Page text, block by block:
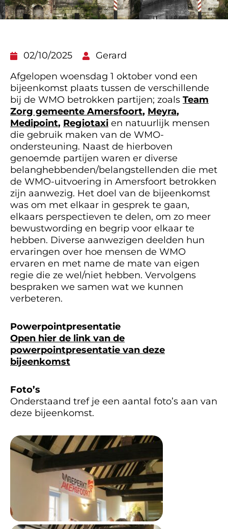
02/10/2025
Gerard
Afgelopen woensdag 1 oktober vond een
bijeenkomst plaats tussen de verschillende
bij de WMO betrokken partijen; zoals Team
Zorg gemeente Amersfoort, Meyra,
Medipoint, Regiotaxi en natuurlijk mensen
die gebruik maken van de WMO-
ondersteuning. Naast de hierboven
genoemde partijen waren er diverse
belanghebbenden/belangstellenden die met
de WMO-uitvoering in Amersfoort betrokken
zijn aanwezig. Het doel van de bijeenkomst
was om met elkaar in gesprek te gaan,
elkaars perspectieven te delen, om zo meer
bewustwording en begrip voor elkaar te
hebben. Diverse aanwezigen deelden hun
ervaringen over hoe mensen de WMO
ervaren en met name de mate van eigen
regie die ze wel/niet hebben. Vervolgens
bespraken we samen wat we kunnen
verbeteren.
Powerpointpresentatie
Open hier de link van de
powerpointpresentatie van deze
bijeenkomst
Foto’s
Onderstaand tref je een aantal foto’s aan van
deze bijeenkomst.